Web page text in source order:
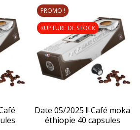
Date 05/2025 !! Café moka
éthiopie 40 capsules
PROMO !
RUPTURE DE STOCK